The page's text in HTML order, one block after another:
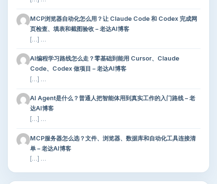
MCP浏览器自动化怎么用？让 Claude Code 和 Codex 完成网
页检查、填表和截图验收 – 老达AI博客
[…] …
AI编程学习路线怎么走？零基础到能用 Cursor、Claude
Code、Codex 做项目 – 老达AI博客
[…] …
AI Agent是什么？普通人把智能体用到真实工作的入门路线 – 老
达AI博客
[…] …
MCP服务器怎么选？文件、浏览器、数据库和自动化工具连接清
单 – 老达AI博客
[…] …